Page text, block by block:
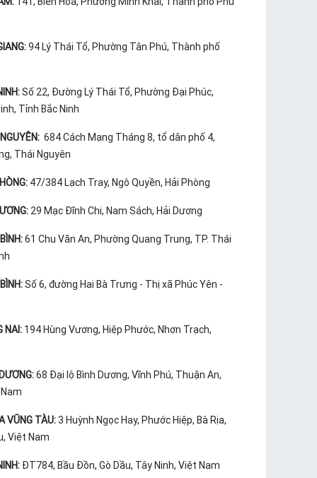
94 Lý Thái Tổ, Phường Tân Phú, Thành phố
Số 22, Đường Lý Thái Tổ, Phường Đại Phúc,
Tỉnh Bắc Ninh
684 Cách Mạng Tháng 8, tổ dân phố 4,
Thái Nguyên
47/384 Lạch Tray, Ngô Quyền, Hải Phòng
29 Mạc Đĩnh Chi, Nam Sách, Hải Dương
61 Chu Văn An, Phường Quang Trung, TP. Thái
Số 6, đường Hai Bà Trưng - Thị xã Phúc Yên -
NAI:194 Hùng Vương, Hiệp Phước, Nhơn Trạch,
68 Đại lộ Bình Dương, Vĩnh Phú, Thuận An,
VŨNG TÀU:3 Huỳnh Ngọc Hay, Phước Hiệp, Bà Rịa,
Việt Nam
ĐT784, Bầu Đồn, Gò Dầu, Tây Ninh, Việt Nam